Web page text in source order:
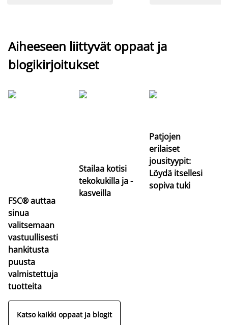
Aiheeseen liittyvät oppaat ja
blogikirjoitukset
FSC® auttaa
sinua
valitsemaan
vastuullisesti
hankitusta
puusta
valmistettuja
tuotteita
Stailaa kotisi
tekokukilla ja -
kasveilla
Patjojen
erilaiset
jousityypit:
Löydä itsellesi
sopiva tuki
Katso kaikki oppaat ja blogit